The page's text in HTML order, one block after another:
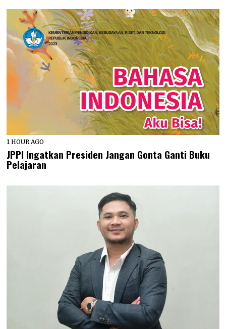
1 HOUR AGO
JPPI Ingatkan Presiden Jangan Gonta Ganti Buku
Pelajaran